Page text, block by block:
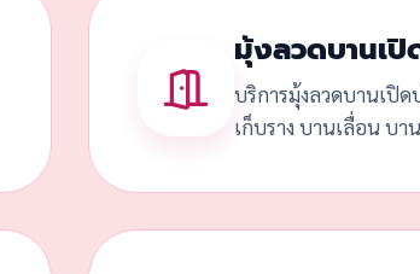
มุ้งลวดบานเปิ
บริการมุ้งลวดบานเปิด
เก็บราง บานเลื่อน บา